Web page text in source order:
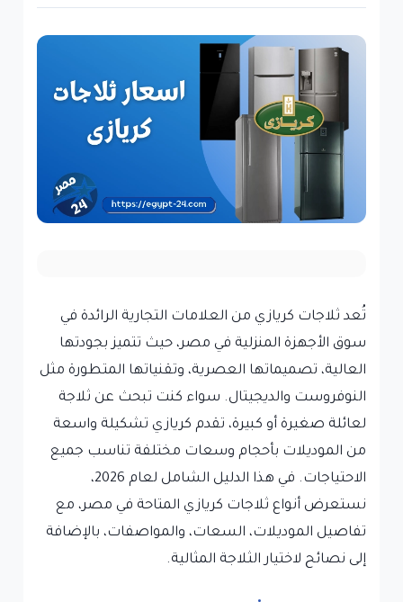
تُعد ثلاجات كريازي من العلامات التجارية الرائدة في
سوق الأجهزة المنزلية في مصر، حيث تتميز بجودتها
العالية، تصميماتها العصرية، وتقنياتها المتطورة مثل
النوفروست والديجيتال. سواء كنت تبحث عن ثلاجة
لعائلة صغيرة أو كبيرة، تقدم كريازي تشكيلة واسعة
من الموديلات بأحجام وسعات مختلفة تناسب جميع
الاحتياجات. في هذا الدليل الشامل لعام 2026،
نستعرض أنواع ثلاجات كريازي المتاحة في مصر، مع
تفاصيل الموديلات، السعات، والمواصفات، بالإضافة
إلى نصائح لاختيار الثلاجة المثالية.